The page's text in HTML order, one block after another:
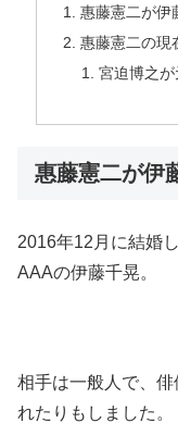
惠藤憲二が伊
惠藤憲二の現
宮迫博之
惠藤憲二が伊
2016年12月に結婚
AAAの伊藤千晃。
相手は一般人で、
れたりもしました。